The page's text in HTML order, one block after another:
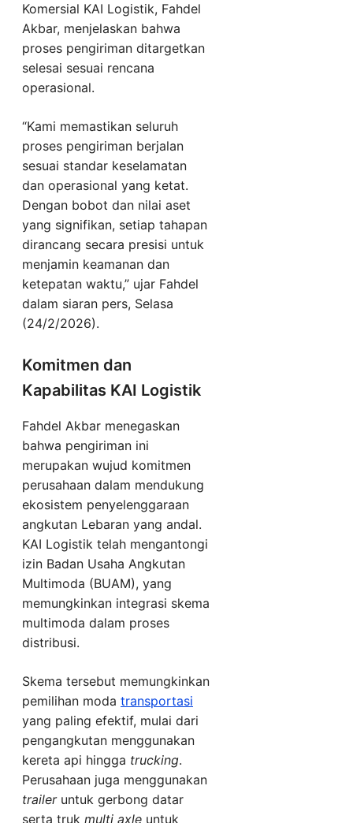
Komersial KAI Logistik, Fahdel
Akbar, menjelaskan bahwa
proses pengiriman ditargetkan
selesai sesuai rencana
operasional.
“Kami memastikan seluruh
proses pengiriman berjalan
sesuai standar keselamatan
dan operasional yang ketat.
Dengan bobot dan nilai aset
yang signifikan, setiap tahapan
dirancang secara presisi untuk
menjamin keamanan dan
ketepatan waktu,” ujar Fahdel
dalam siaran pers, Selasa
(24/2/2026).
Komitmen dan
Kapabilitas KAI Logistik
Fahdel Akbar menegaskan
bahwa pengiriman ini
merupakan wujud komitmen
perusahaan dalam mendukung
ekosistem penyelenggaraan
angkutan Lebaran yang andal.
KAI Logistik telah mengantongi
izin Badan Usaha Angkutan
Multimoda (BUAM), yang
memungkinkan integrasi skema
multimoda dalam proses
distribusi.
Skema tersebut memungkinkan
pemilihan moda transportasi
yang paling efektif, mulai dari
pengangkutan menggunakan
kereta api hingga trucking.
Perusahaan juga menggunakan
traileruntuk gerbong datar
serta truk multi axle untuk